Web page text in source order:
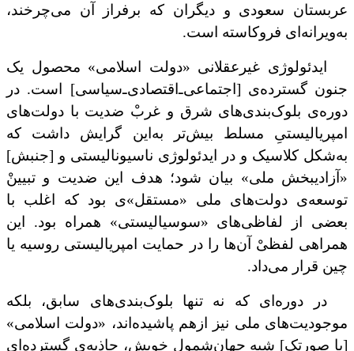
عربستان سعودی و دیگران که برفراز آن می‌چرخند،
به‌ویرانه‌ای فروکاسته است.
ایدئولوژی غیرعقلانی «دولت اسلامی» محصول یک
جنون گسترده‌ی [اجتماعی‌ـ‌اقتصادی‌ـ‌سیاسی] است. در
دوره‌ی بلوک‌بندی‌های شرق و غربْ ضدیت با دولت‌های
امپریالیستیِ مسلط بیش‌تر به‌این گرایش داشت که
به‌شکل کلاسیک و در ایدئولوژی ناسیونالیستی و [جنبش]
«آزادیبخش ملی» بیان شود؛ هدف این ضدیت و تبیینْ
توسعه‌ی دولت‌های‌ ملی «مستقل»ی بود که اغلب با
بعضی از لفاظی‌های «سوسیالیستی» همراه بود. این
همراهی لفظیْ آن‌ها را در حمایت امپریالیستی روسیه یا
چین قرار می‌داد.
در دوره‌ای ‌که نه تنها بلوک‌بندی‌های سابق، بلکه
موجودیت‌های ملی نیز ازهم پاشیده‌ا‌ند، «دولت اسلامی»
[با صورتک] شبه‌ ‌جهان‌شمول خویش، جاذبه‌ی گسترده‌ای